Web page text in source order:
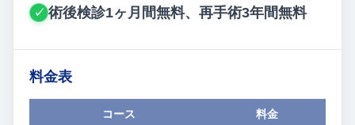
✓ 術後検診1ヶ月間無料、再手術3年間無料
料金表
コース 料金